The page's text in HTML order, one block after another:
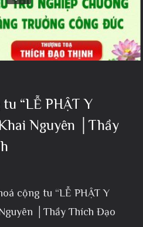
“LỄ PHẬT Y
Nguyên │Thầy
cộng tu “LỄ PHẬT Y
│Thầy Thích Đạo